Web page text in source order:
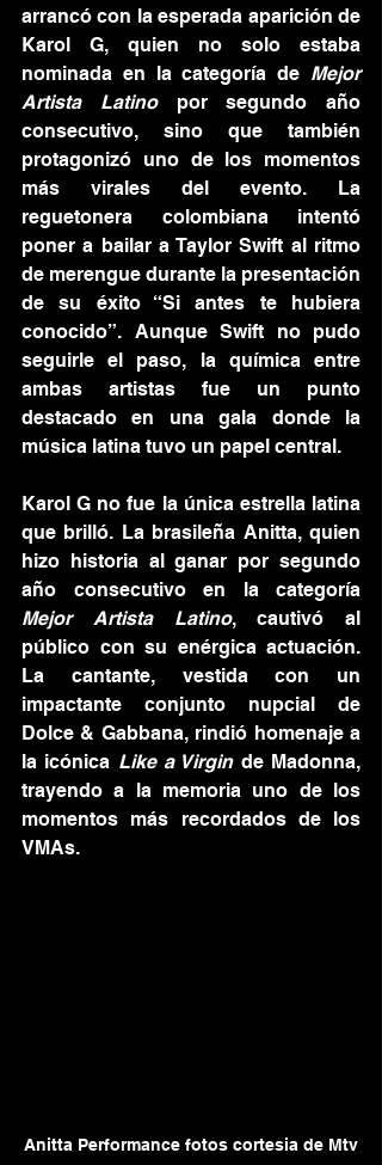
arrancó con la esperada aparición de
Karol G, quien no solo estaba
nominada en la categoría de Mejor
Artista Latino por segundo año
consecutivo, sino que también
protagonizó uno de los momentos
más virales del evento. La
reguetonera colombiana intentó
poner a bailar a Taylor Swift al ritmo
de merengue durante la presentación
de su éxito “Si antes te hubiera
conocido”. Aunque Swift no pudo
seguirle el paso, la química entre
ambas artistas fue un punto
destacado en una gala donde la
música latina tuvo un papel central.
Karol G no fue la única estrella latina
que brilló. La brasileña Anitta, quien
hizo historia al ganar por segundo
Mejor Artista Latino, cautivó al
público con su enérgica actuación.
La cantante, vestida con un
impactante conjunto nupcial de
Dolce & Gabbana, rindió homenaje a
la icónica Like a Virgin de Madonna,
trayendo a la memoria uno de los
momentos más recordados de los
VMAs.
Anitta Performance fotos cortesia de Mtv